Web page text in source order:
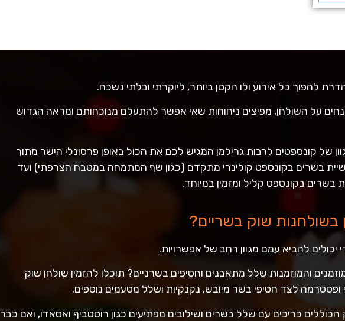
להפוך כל אירוע ולו הקטן ביותר, ליוקרתי ובלתי נשכח.
על השולחן, מפיצים ניחוחות שאי אפשר להתעלם מנוכחותם ומראה הגדוש
של קונספטים לרבות גרילמן המגיש לכם את הכול באופן פרסונלי הישר מתוך
בשרים בקונספט קולינרי מתקדם (כגון שף המתמחה במטבח הצרפתי) ועד
בשרים בקונספט קליל ומזמין במיוחד.
בשולחנות שוק בשריים?
יכולים להביא עמם מגוון רחב של אפשרויות.
והמוזמנות שלל מתאבנים וחטיפים בשרניים? תוכלו להזמין שולחן שוק
ופסטרמה לצד חטיפי בשר מיובש, נקנקיות ושלל מטעמים נוספים.
הכוללים כריכים עם שלל בשרים ושילובים מפתיעים כגון רוסטביף ואסאדו, ואם כבר